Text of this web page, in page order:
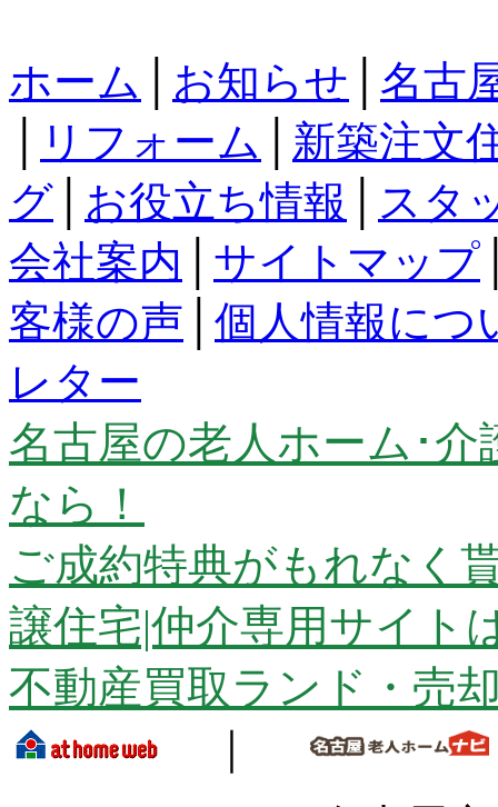
ホーム お知らせ
名古
リフォーム
新築注文
グ
お役立ち情報
スタ
会社案内
サイトマップ
客様の声
個人情報につ
レター
名古屋の老人ホーム･
なら！
ご成約特典がもれなく
譲住宅|仲介専用サイト
不動産買取ランド・売